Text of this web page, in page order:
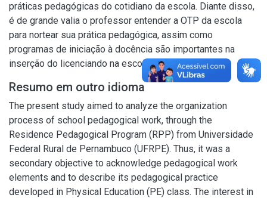
práticas pedagógicas do cotidiano da escola. Diante disso,
é de grande valia o professor entender a OTP da escola
para nortear sua prática pedagógica, assim como
programas de iniciação à docência são importantes na
inserção do licenciando na escola.
Resumo em outro idioma
The present study aimed to analyze the organization
process of school pedagogical work, through the
Residence Pedagogical Program (RPP) from Universidade
Federal Rural de Pernambuco (UFRPE). Thus, it was a
secondary objective to acknowledge pedagogical work
elements and to describe its pedagogical practice
developed in Physical Education (PE) class. The interest in